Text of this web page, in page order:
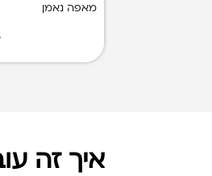
מאפה נאמן
איך זה